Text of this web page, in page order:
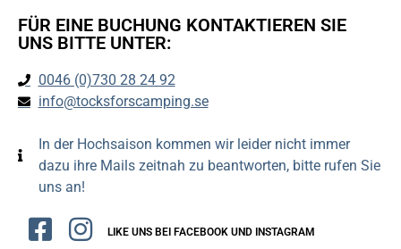
FÜR EINE BUCHUNG KONTAKTIEREN SIE
UNS BITTE UNTER:
0046 (0)730 28 24 92
info@tocksforscamping.se
In der Hochsaison kommen wir leider nicht immer
dazu ihre Mails zeitnah zu beantworten, bitte rufen Sie
uns an!
LIKE UNS BEI FACEBOOK UND INSTAGRAM